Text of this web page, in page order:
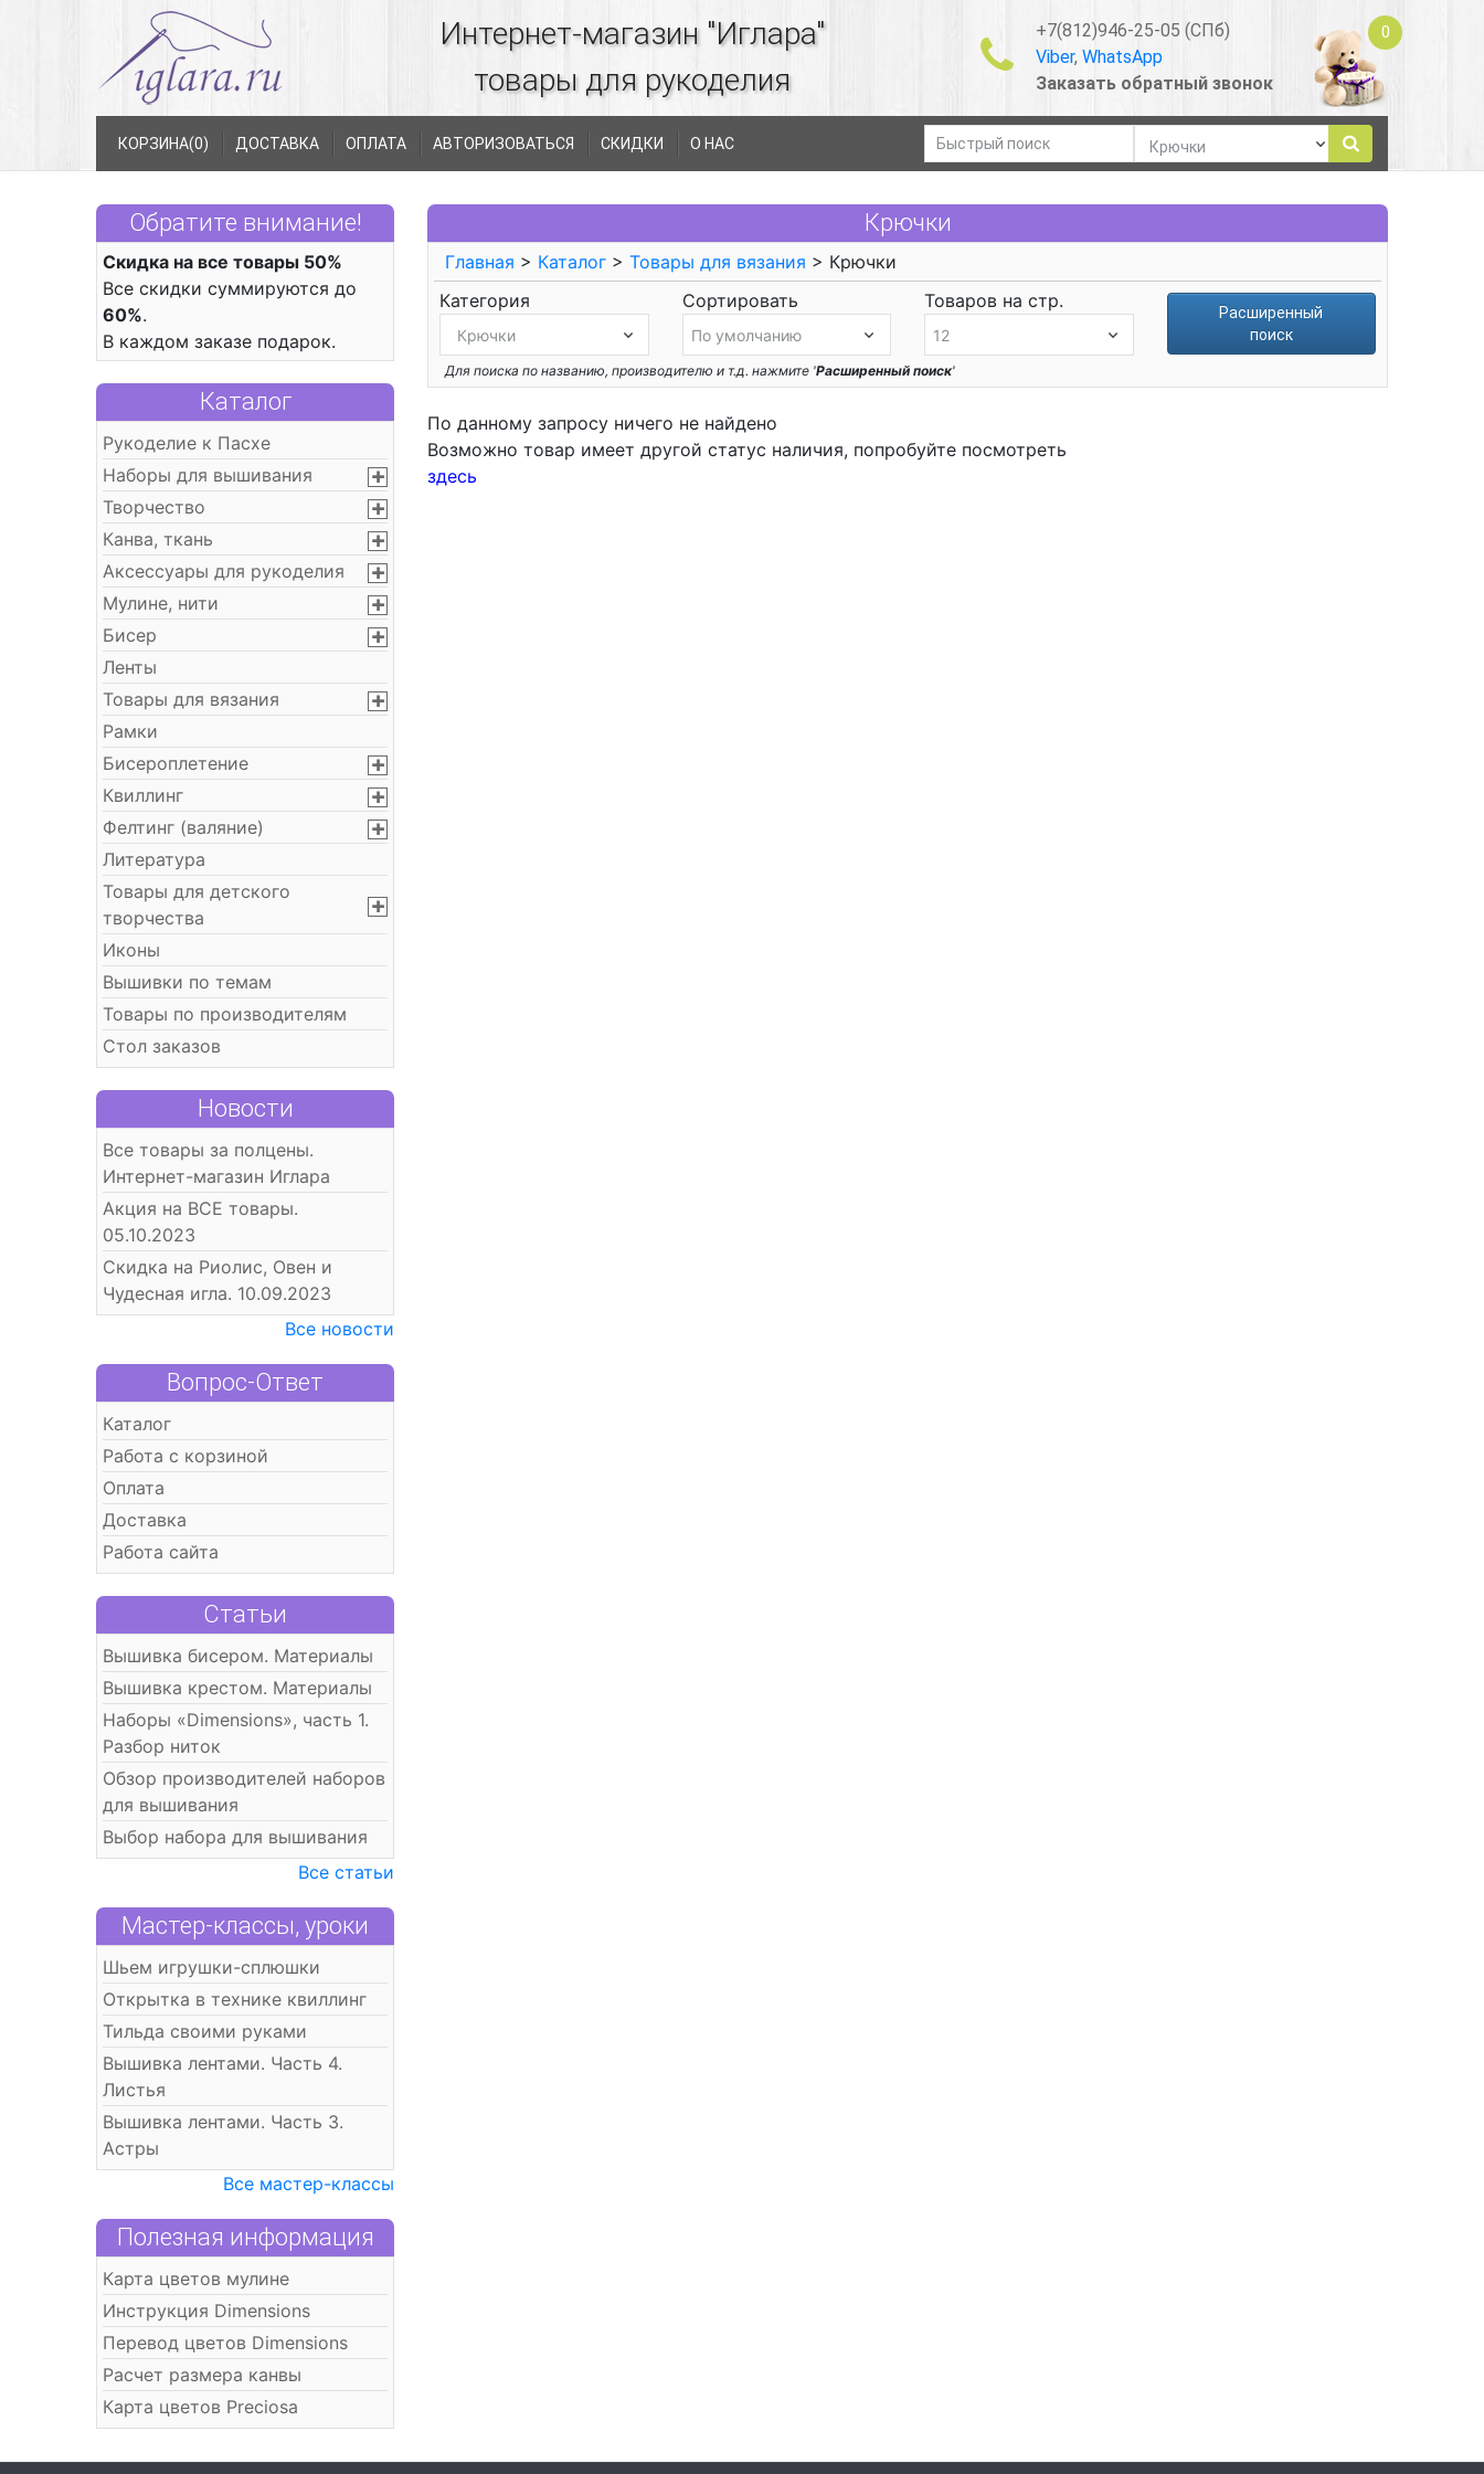
Интернет-магазин "Иглара"
товары для рукоделия
+7(812)946-25-05 (СПб)
Viber, WhatsApp
Заказать обратный звонок
0
КОРЗИНА(0) ДОСТАВКА ОПЛАТА АВТОРИЗОВАТЬСЯ СКИДКИ О НАС
Обратите внимание!
Скидка на все товары 50%
Все скидки суммируются до
60%.
В каждом заказе подарок.
Каталог
Рукоделие к Пасхе
Наборы для вышивания
Творчество
Канва, ткань
Аксессуары для рукоделия
Мулине, нити
Бисер
Ленты
Товары для вязания
Рамки
Бисероплетение
Квиллинг
Фелтинг (валяние)
Литература
Товары для детского
творчества
Иконы
Вышивки по темам
Товары по производителям
Стол заказов
Новости
Все товары за полцены.
Интернет-магазин Иглара
Акция на ВСЕ товары.
05.10.2023
Скидка на Риолис, Овен и
Чудесная игла. 10.09.2023
Все новости
Вопрос-Ответ
Каталог
Работа с корзиной
Оплата
Доставка
Работа сайта
Статьи
Вышивка бисером. Материалы
Вышивка крестом. Материалы
Наборы «Dimensions», часть 1.
Разбор ниток
Обзор производителей наборов
для вышивания
Выбор набора для вышивания
Все статьи
Мастер-классы, уроки
Шьем игрушки-сплюшки
Открытка в технике квиллинг
Тильда своими руками
Вышивка лентами. Часть 4.
Листья
Вышивка лентами. Часть 3.
Астры
Все мастер-классы
Полезная информация
Карта цветов мулине
Инструкция Dimensions
Перевод цветов Dimensions
Расчет размера канвы
Карта цветов Preciosa
Крючки
Главная > Каталог > Товары для вязания > Крючки
Категория
Сортировать Товаров на стр.
Расширенный
поиск
Для поиска по названию, производителю и т.д. нажмите 'Расширенный поиск'
По данному запросу ничего не найдено
Возможно товар имеет другой статус наличия, попробуйте посмотреть
здесь